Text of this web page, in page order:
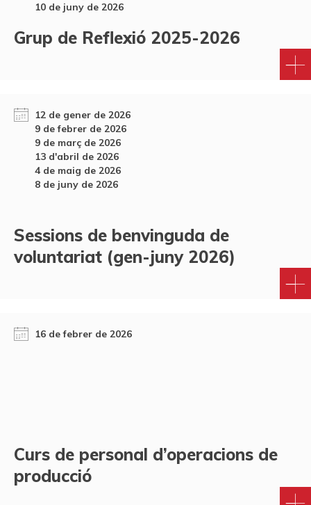
10 de juny de 2026
Grup de Reflexió 2025-2026
12 de gener de 2026
9 de febrer de 2026
9 de març de 2026
13 d'abril de 2026
4 de maig de 2026
8 de juny de 2026
Sessions de benvinguda de
voluntariat (gen-juny 2026)
16 de febrer de 2026
Curs de personal d’operacions de
producció